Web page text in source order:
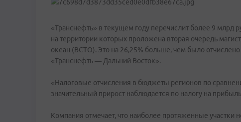
«Транснефть» в текущем году перечислит более 9 млрд
на территории которых проложена вторая очередь
океан (ВСТО). Это на 26,25% больше, чем было
«Транснефть — Дальний Восток».
«Налоговые отчисления в бюджеты регионов по
значительный прирост наблюдается по налогу на
Компания отмечает, что наиболее протяженные